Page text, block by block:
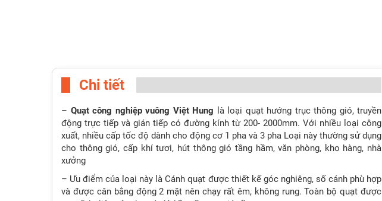
Chi tiết
– Quạt công nghiệp vuông Việt Hung là loại quạt hướng trục thông gió, truyền
động trực tiếp và gián tiếp có đường kính từ 200- 2000mm. Với nhiều loại công
xuất, nhiều cấp tốc độ dành cho động cơ 1 pha và 3 pha Loại này thường sử dụng
cho thông gió, cấp khí tươi, hút thông gió tầng hầm, văn phòng, kho hàng, nhà
xưởng
– Ưu điểm của loại này là Cánh quạt được thiết kế góc nghiêng, số cánh phù hợp
và được cân bằng động 2 mặt nên chạy rất êm, không rung. Toàn bộ quạt được